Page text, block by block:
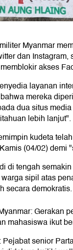
Myanmar
dan Instagram,
akses
layanan
mereka
dua situs
lebih lanjut".
kudeta
(04/02) demi
di tengah
sipil atas
secara demokratis.
Gerakan
mahasiswa ikut
Pejabat senior